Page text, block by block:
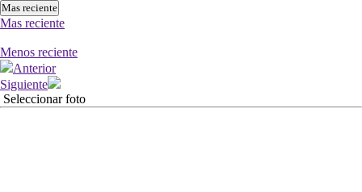
Mas reciente
Mas reciente
Menos reciente
Anterior
Siguiente
Seleccionar foto